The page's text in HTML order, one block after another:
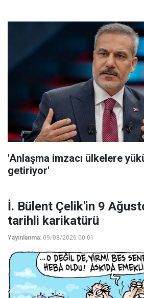
'Anlaşma imzacı ülkelere
getiriyor'
İ. Bülent Çelik'in 9
tarihli karikatürü
Yayınlanma: 09/08/2026 00:01